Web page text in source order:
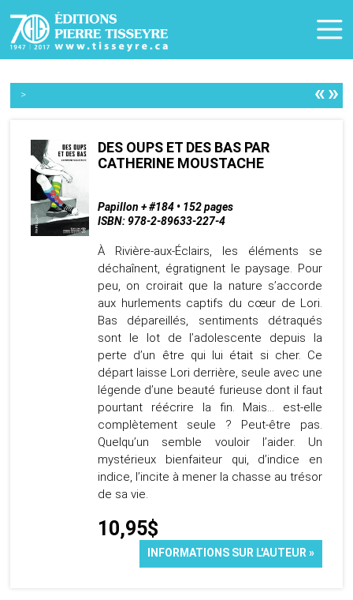
> «»
DES OUPS ET DES BAS PAR
CATHERINE MOUSTACHE
Papillon + #184 • 152 pages
ISBN: 978-2-89633-227-4
À Rivière-aux-Éclairs, les éléments se
déchaînent, égratignent le paysage. Pour
peu, on croirait que la nature s’accorde
aux hurlements captifs du cœur de Lori.
Bas dépareillés, sentiments détraqués
sont le lot de l’adolescente depuis la
perte d’un être qui lui était si cher. Ce
départ laisse Lori derrière, seule avec une
légende d’une beauté furieuse dont il faut
pourtant réécrire la fin. Mais… est-elle
complètement seule ? Peut-être pas.
Quelqu’un semble vouloir l’aider. Un
mystérieux bienfaiteur qui, d’indice en
indice, l’incite à mener la chasse au trésor
de sa vie.
10,95$
INFORMATIONS SUR L'AUTEUR »